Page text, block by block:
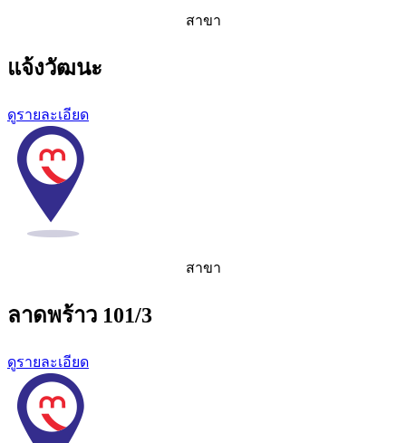
สาขา
แจ้งวัฒนะ
ดูรายละเอียด
สาขา
ลาดพร้าว 101/3
ดูรายละเอียด